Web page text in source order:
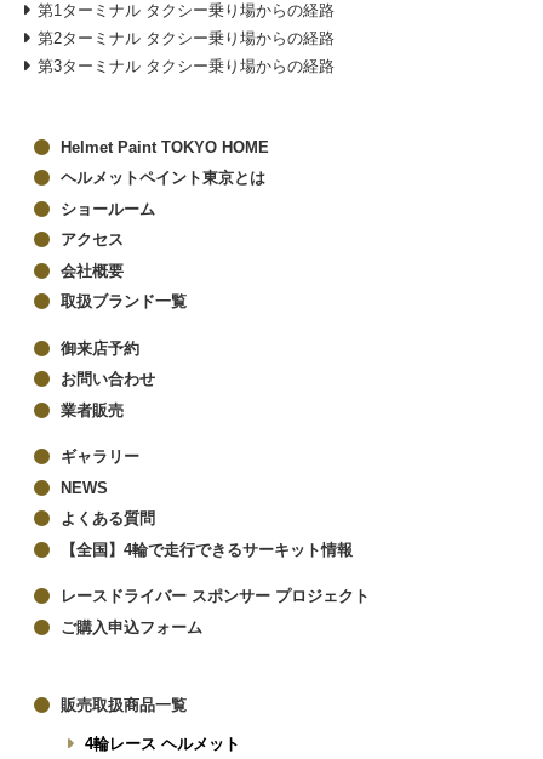
第1ターミナル タクシー乗り場からの経路
第2ターミナル タクシー乗り場からの経路
第3ターミナル タクシー乗り場からの経路
Helmet Paint TOKYO HOME
ヘルメットペイント東京とは
ショールーム
アクセス
会社概要
取扱ブランド一覧
御来店予約
お問い合わせ
業者販売
ギャラリー
NEWS
よくある質問
【全国】4輪で走行できるサーキット情報
レースドライバー スポンサー プロジェクト
ご購入申込フォーム
販売取扱商品一覧
4輪レース ヘルメット